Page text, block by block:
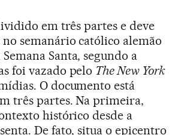
em três partes e deve
semanário católico alemão
Semana Santa, segundo a
foi vazado pelo The New York
O documento está
três partes. Na primeira,
histórico desde a
De fato, situa o epicentro